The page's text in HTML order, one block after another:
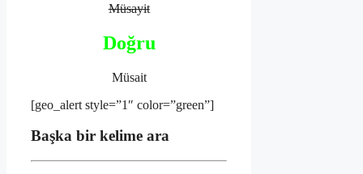
Müsayit
Doğru
Müsait
[geo_alert style=”1″ color=”green”]
Başka bir kelime ara